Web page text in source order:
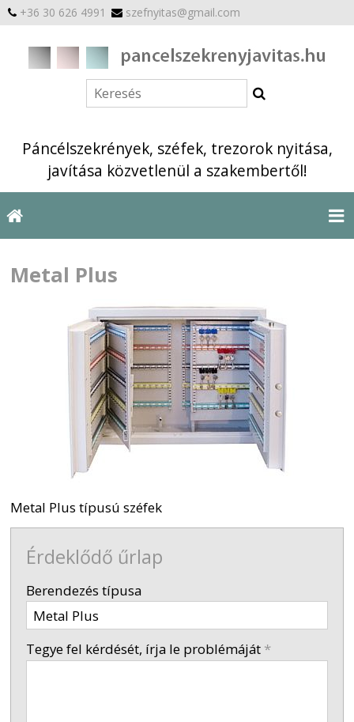
+36 30 626 4991 szefnyitas@gmail.com
Páncélszekrények, széfek, trezorok nyitása,
javítása közvetlenül a szakembertől!
Metal Plus
Metal Plus típusú széfek
Érdeklődő űrlap
Berendezés típusa
Tegye fel kérdését, írja le problémáját *